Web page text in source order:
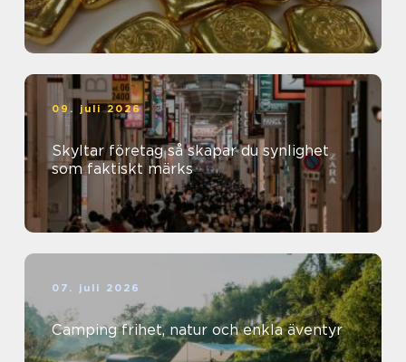
09. juli 2026
Skyltar företag så skapar du synlighet
som faktiskt märks
07. juli 2026
Camping frihet, natur och enkla äventyr